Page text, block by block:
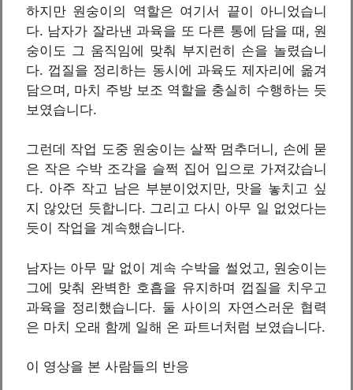
하지만 원숭이의 역할은 여기서 끝이 아니었습니
다. 남자가 잘라낸 과육을 또 다른 통에 담을 때, 원
숭이도 그 움직임에 맞춰 부지런히 손을 놀렸습니
다. 껍질을 정리하는 동시에 과육도 제자리에 옮겨
담으며, 마치 주방 보조 역할을 충실히 수행하는 듯
보였습니다.
그런데 작업 도중 원숭이는 살짝 멈추더니, 손에 묻
은 작은 수박 조각을 슬쩍 집어 입으로 가져갔습니
다. 아주 작고 남은 부분이었지만, 맛을 놓치고 싶
지 않았던 듯합니다. 그리고 다시 아무 일 없었다는
듯이 작업을 계속했습니다.
남자는 아무 말 없이 계속 수박을 썰었고, 원숭이는
그에 맞춰 완벽한 호흡을 유지하며 껍질을 치우고
과육을 정리했습니다. 둘 사이의 자연스러운 협력
은 마치 오래 함께 일해 온 파트너처럼 보였습니다.
이 영상을 본 사람들의 반응